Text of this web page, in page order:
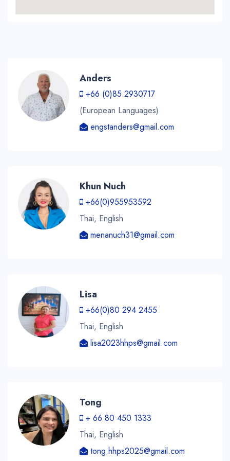
Anders
+66 (0)85 2930717
(European Languages)
engstanders@gmail.com
Khun Nuch
+66(0)955953592
Thai, English
menanuch31@gmail.com
Lisa
+66(0)80 294 2455
Thai, English
lisa2023hhps@gmail.com
Tong
+ 66 80 450 1333
Thai, English
tong.hhps2025@gmail.com